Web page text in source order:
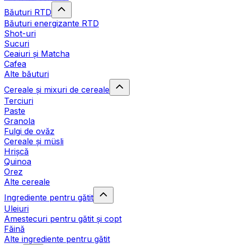
Băuturi RTD
Băuturi energizante RTD
Shot-uri
Sucuri
Ceaiuri și Matcha
Cafea
Alte băuturi
Cereale și mixuri de cereale
Terciuri
Paste
Granola
Fulgi de ovăz
Cereale și müsli
Hrișcă
Quinoa
Orez
Alte cereale
Ingrediente pentru gătit
Uleiuri
Amestecuri pentru gătit și copt
Făină
Alte ingrediente pentru gătit